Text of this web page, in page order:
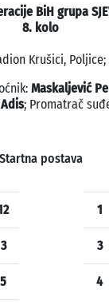
BiH grupa
8. kolo
Krušici,
Maskaljević
; Promatrač
Startna postava
3
5
1
3
4